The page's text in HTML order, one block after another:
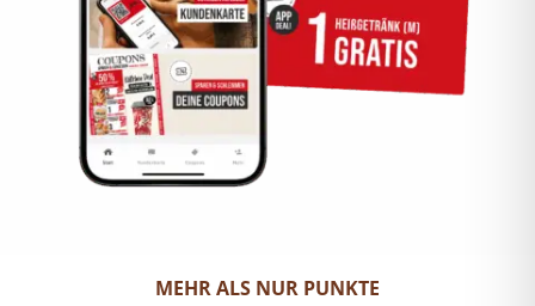
MEHR ALS NUR PUNKTE